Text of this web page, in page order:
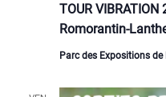
TOUR
Romorantin-
Parc des Expositions